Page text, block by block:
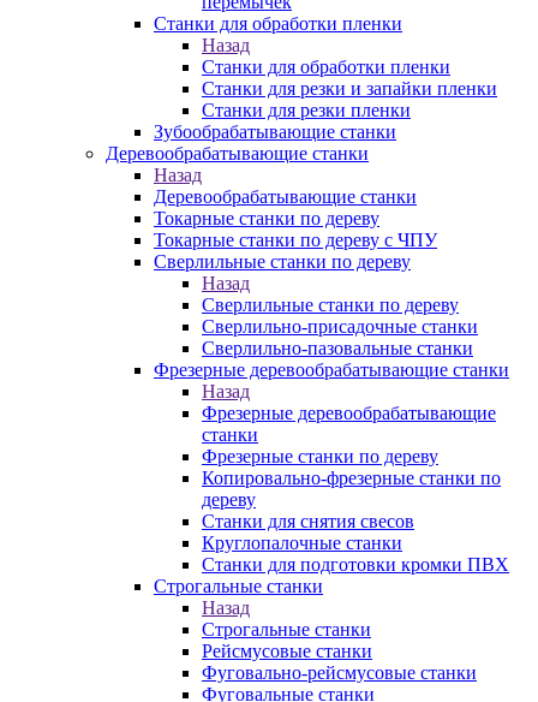
Станки для обработки пленки
Назад
Станки для обработки пленки
Станки для резки и запайки пленки
Станки для резки пленки
Зубообрабатывающие станки
Деревообрабатывающие станки
Назад
Деревообрабатывающие станки
Токарные станки по дереву
Токарные станки по дереву с ЧПУ
Сверлильные станки по дереву
Назад
Сверлильные станки по дереву
Сверлильно-присадочные станки
Сверлильно-пазовальные станки
Фрезерные деревообрабатывающие станки
Назад
Фрезерные деревообрабатывающие
станки
Фрезерные станки по дереву
Копировально-фрезерные станки по
дереву
Станки для снятия свесов
Круглопалочные станки
Станки для подготовки кромки ПВХ
Строгальные станки
Назад
Строгальные станки
Рейсмусовые станки
Фуговально-рейсмусовые станки
Фуговальные станки